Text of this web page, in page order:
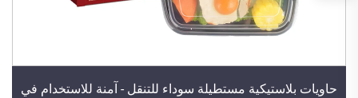
حاويات بلاستيكية مستطيلة سوداء للتنقل - آمنة للاستخدام في